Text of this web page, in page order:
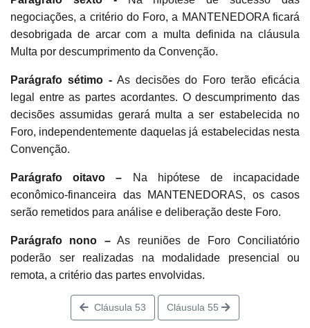
negociações, a critério do Foro, a MANTENEDORA ficará
desobrigada de arcar com a multa definida na cláusula
Multa por descumprimento da Convenção.
Parágrafo sétimo -As decisões do Foro terão eficácia
legal entre as partes acordantes. O descumprimento das
decisões assumidas gerará multa a ser estabelecida no
Foro, independentemente daquelas já estabelecidas nesta
Convenção.
Parágrafo oitavo – Na hipótese de incapacidade
econômico-financeira das MANTENEDORAS, os casos
serão remetidos para análise e deliberação deste Foro.
Parágrafo nono –As reuniões de Foro Conciliatório
poderão ser realizadas na modalidade presencial ou
remota, a critério das partes envolvidas.
Cláusula 53 Cláusula 55